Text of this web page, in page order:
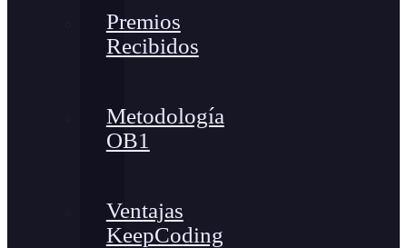
Premios
Recibidos
Metodología
OB1
Ventajas
KeepCoding